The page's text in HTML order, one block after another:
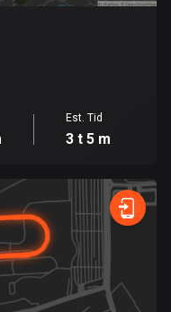
Est. Tid
3 t 5 m